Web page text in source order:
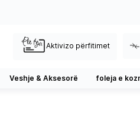
Aktivizo përfitimet
Veshje & Aksesorë foleja e